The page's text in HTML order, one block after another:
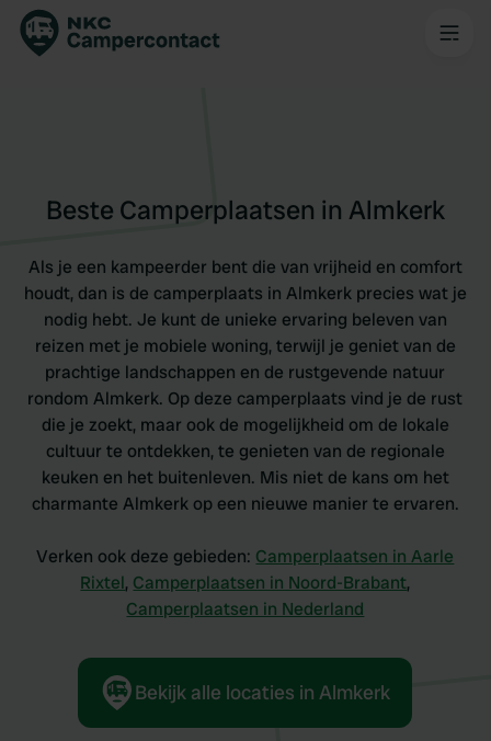
Beste Camperplaatsen in Almkerk
Als je een kampeerder bent die van vrijheid en comfort
houdt, dan is de camperplaats in Almkerk precies wat je
nodig hebt. Je kunt de unieke ervaring beleven van
reizen met je mobiele woning, terwijl je geniet van de
prachtige landschappen en de rustgevende natuur
rondom Almkerk. Op deze camperplaats vind je de rust
die je zoekt, maar ook de mogelijkheid om de lokale
cultuur te ontdekken, te genieten van de regionale
keuken en het buitenleven. Mis niet de kans om het
charmante Almkerk op een nieuwe manier te ervaren.
Verken ook deze gebieden: Camperplaatsen in Aarle
Rixtel, Camperplaatsen in Noord-Brabant,
Camperplaatsen in Nederland
Bekijk alle locaties in Almkerk